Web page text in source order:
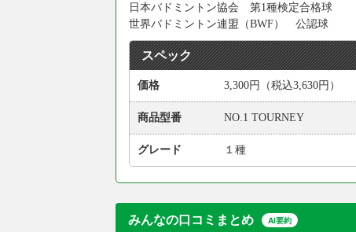
日本バドミントン協会 第1種検定合格球
世界バドミントン連盟（BWF） 公認球
スペック
価格 3,300円（税込3,630円）
商品型番 NO.1 TOURNEY
グレード １種
みんなの口コミまとめ AI要約